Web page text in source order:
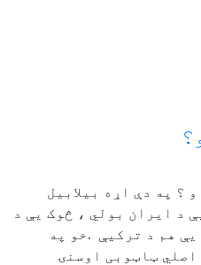
؟ په دې اړه بيلابيل
د ايران بولي ، څوک يې د
هم د ترکيې .خو په
ټاټوبی اوسنۍ